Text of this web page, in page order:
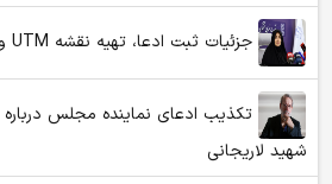
جزئیات ثبت ادعا، تهیه نقشه UTM و ارائه مادر سند اعلام شد
تکذیب ادعای نماینده مجلس
شهید لاریجانی